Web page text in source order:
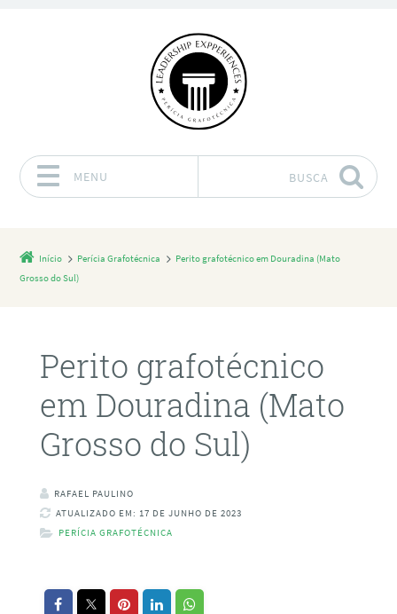
MENU BUSCA
Início Perícia Grafotécnica
Perito grafotécnico em Douradina (Mato
Grosso do Sul)
Perito grafotécnico
em Douradina (Mato
Grosso do Sul)
RAFAEL PAULINO
ATUALIZADO EM: 17 DE JUNHO DE 2023
PERÍCIA GRAFOTÉCNICA